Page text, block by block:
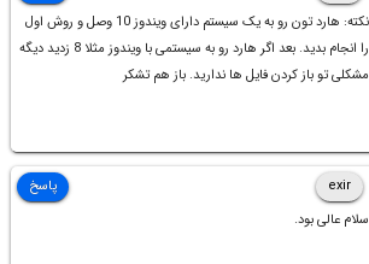
نکته: هارد تون رو به یک سیستم دارای ویندوز 10 وصل و روش اول
را انجام بدید. بعد اگر هارد رو به سیستمی با ویندوز مثلا 8 زدید دیگه
مشکلی تو باز کردن فایل ها ندارید. باز هم تشکر
exir
سلام عالی بود.
پاسخ